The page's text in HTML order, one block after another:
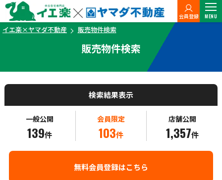
会員登録 MENU
イエ楽×ヤマダ不動産 販売物件検索
販売物件検索
検索結果表示
一般公開
139件
会員限定
103件
店舗公開
1,357件
無料会員登録はこちら